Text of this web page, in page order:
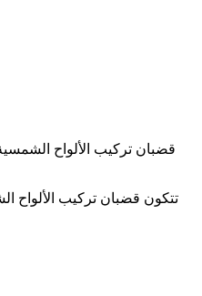
قضبان تركيب الألواح
تتكون قضبان تركيب الألواح